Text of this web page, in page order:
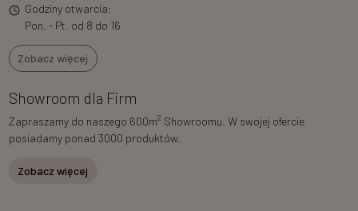
Godziny otwarcia:
Pon. - Pt. od 8 do 16
Zobacz więcej
Showroom dla Firm
Zapraszamy do naszego 600m2 Showroomu. W swojej ofercie
posiadamy ponad 3000 produktów.
Zobacz więcej